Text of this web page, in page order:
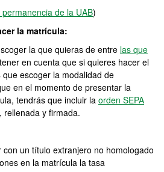
de la UAB)
la matrícula:
la que quieras de entre las que
en cuenta que si quieres hacer el
escoger la modalidad de
en el momento de presentar la
tendrás que incluir la orden SEPA
, rellenada y firmada.
un título extranjero no homologado
en la matrícula la tasa